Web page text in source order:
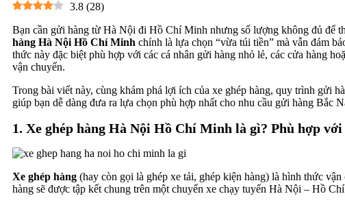
3.8 (28)
Bạn cần gửi hàng từ Hà Nội đi Hồ Chí Minh nhưng số lượng không đủ để
hàng Hà Nội Hồ Chí Minh chính là lựa chọn “vừa túi tiền” mà vẫn đảm
thức này đặc biệt phù hợp với các cá nhân gửi hàng nhỏ lẻ, các cửa hàng
vận chuyển.
Trong bài viết này, cùng khám phá lợi ích của xe ghép hàng, quy trình gửi
giúp bạn dễ dàng đưa ra lựa chọn phù hợp nhất cho nhu cầu gửi hàng Bắc
1. Xe ghép hàng Hà Nội Hồ Chí Minh là gì? Phù hợp
Xe ghép hàng (hay còn gọi là ghép xe tải, ghép kiện hàng) là hình thức
hàng sẽ được tập kết chung trên một chuyến xe chạy tuyến Hà Nội – Hồ